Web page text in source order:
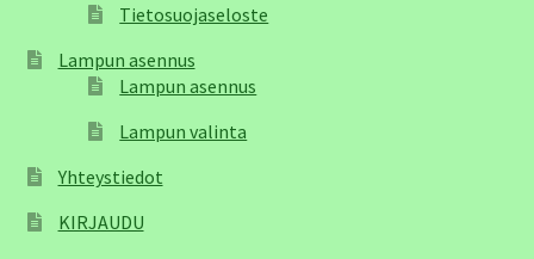
Tietosuojaseloste
Lampun asennus
Lampun asennus
Lampun valinta
Yhteystiedot
KIRJAUDU